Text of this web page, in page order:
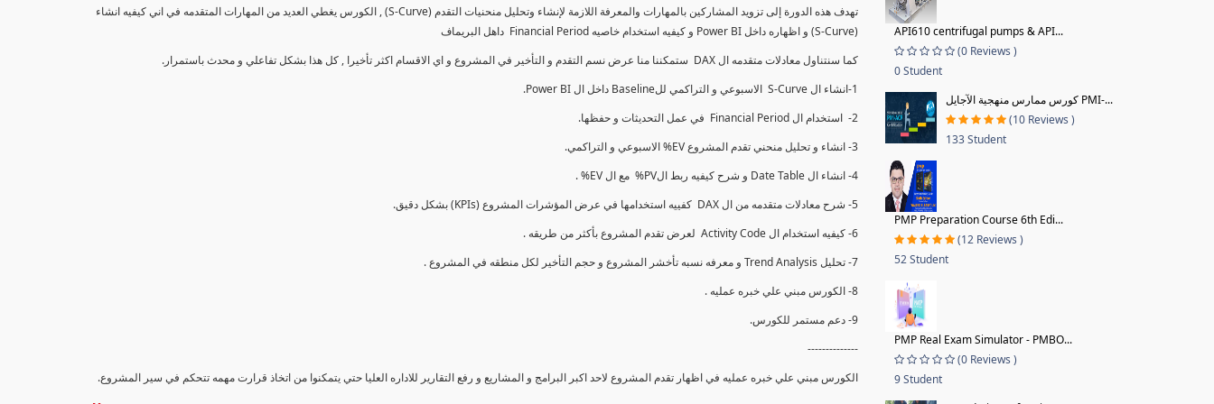
تهدف هذه الدورة إلى تزويد المشاركين بالمهارات والمعرفة اللازمة لإنشاء وتحليل منحنيات التقدم (S-Curve) , الكورس يغطي العديد من المهارات المتقدمه في اني كيفيه انشاء
(S-Curve) و اظهاره داخل Power BI و كيفيه استخدام خاصيه Financial Period داهل البريماف
كما سنتناول معادلات متقدمه ال DAX ستمكننا منا عرض نسم التقدم و التأخير في المشروع و اي الاقسام اكثر تأخيرا , كل هذا بشكل تفاعلي و محدث باستمرار.
1-انشاء ال S-Curve الاسبوعي و التراكمي للBaseline داخل ال Power BI.
2- استخدام ال Financial Period في عمل التحديثات و حفظها.
3- انشاء و تحليل منحني تقدم المشروع EV% الاسبوعي و التراكمي.
4- انشاء ال Date Table و شرح كيفيه ربط الPV% مع ال EV% .
5- شرح معادلات متقدمه من ال DAX كفييه استخدامها في عرض المؤشرات المشروع (KPIs) بشكل دقيق.
6- كيفيه استخدام ال Activity Code لعرض تقدم المشروع بأكثر من طريقه .
7- تحليل Trend Analysis و معرفه نسبه تأخشر المشروع و حجم التأخير لكل منطقه في المشروع .
8- الكورس مبني علي خبره عمليه .
9- دعم مستمر للكورس.
--------------
الكورس مبني علي خبره عمليه في اظهار تقدم المشروع لاحد اكبر البرامج و المشاريع و رفع التقارير للاداره العليا حتي يتمكنوا من اتخاذ قرارت مهمه تتحكم في سير المشروع.
API610 centrifugal pumps & API...
(0 Reviews )
0 Student
كورس ممارس منهجية الآجايل PMI-...
(10 Reviews )
133 Student
PMP Preparation Course 6th Edi...
(12 Reviews )
52 Student
PMP Real Exam Simulator - PMBO...
(0 Reviews )
9 Student